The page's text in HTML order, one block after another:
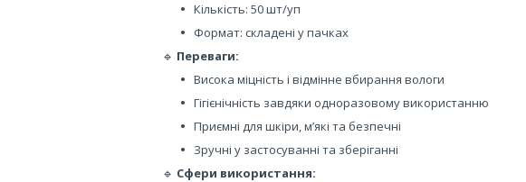
Кількість: 50 шт/уп
Формат: складені у пачках
🔹 Переваги:
Висока міцність і відмінне вбирання вологи
Гігієнічність завдяки одноразовому використанню
Приємні для шкіри, м’які та безпечні
Зручні у застосуванні та зберіганні
🔹 Сфери використання: